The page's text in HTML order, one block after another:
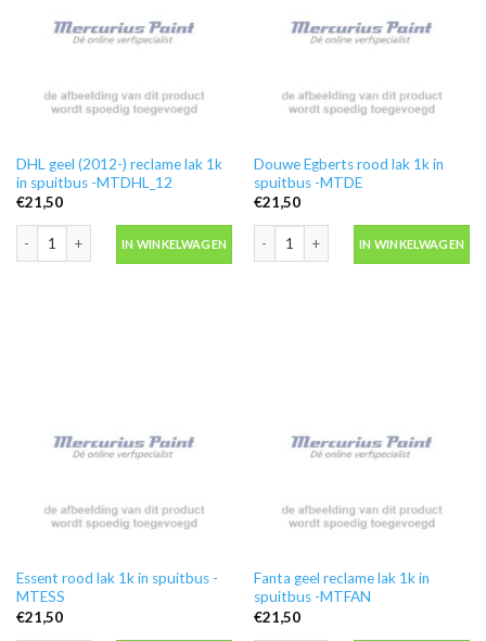
DHL geel (2012-) reclame lak 1k
in spuitbus -MTDHL_12
€21,50
DHL geel (2012-) reclame lak 1k in spuitbus -MTDHL_12 aantal
IN WINKELWAGEN
Douwe Egberts rood lak 1k in
spuitbus -MTDE
€21,50
Douwe Egberts rood lak 1k in
IN WINKELWAGEN
Essent rood lak 1k in spuitbus -
MTESS
€21,50
Fanta geel reclame lak 1k in
spuitbus -MTFAN
€21,50